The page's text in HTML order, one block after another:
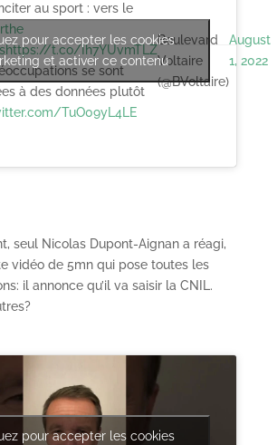
au sport : vers le
https://t.co/Ih7YUvmTLZ
se sont
à des données plutôt
TuO09yL4LE
—
Boulevard
Voltaire
(@BVoltaire)
August
1, 2022
pour accepter les cookies
et activer ce contenu
seul Nicolas Dupont-Aignan a réagi,
vidéo de 5mn qui pose toutes les
il annonce qu’il va saisir la CNIL.
pour accepter les cookies